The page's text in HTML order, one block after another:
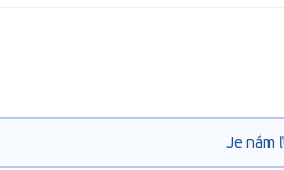
Je nám